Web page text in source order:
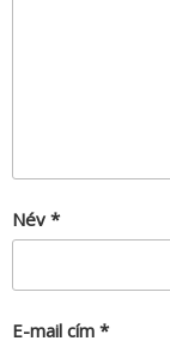
Név *
E-mail cím *